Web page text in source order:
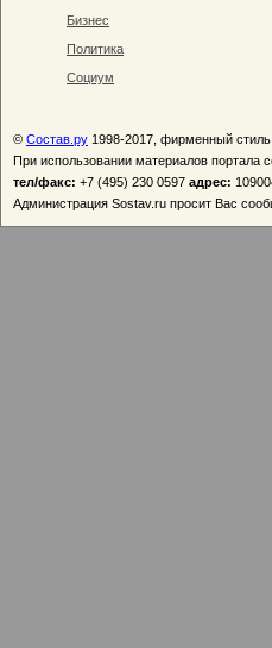
Бизнес
Политика
Социум
© Состав.ру 1998-2017, фирменный стиль
При использовании материалов портала
тел/факс: +7 (495) 230 0597 адрес:
Администрация Sostav.ru просит Вас